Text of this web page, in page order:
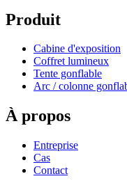
Produit
Cabine d'exposition
Coffret lumineux
Tente gonflable
Arc / colonne
À propos
Entreprise
Cas
Contact